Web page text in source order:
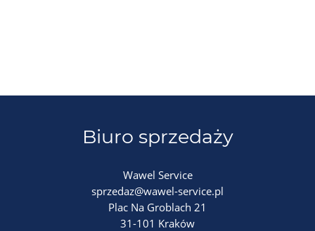
Biuro sprzedaży
Wawel Service
sprzedaz@wawel-service.pl
Plac Na Groblach 21
31-101 Kraków